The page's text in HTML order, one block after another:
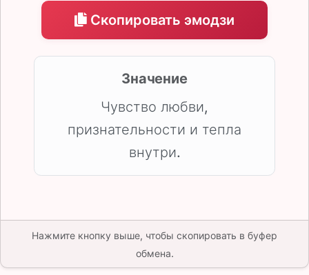
Скопировать эмодзи
Значение
Чувство любви,
признательности и тепла
внутри.
Нажмите кнопку выше, чтобы скопировать в буфер
обмена.